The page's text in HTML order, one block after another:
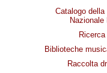
Catalogo
Nazionale
Biblioteche
Raccolta